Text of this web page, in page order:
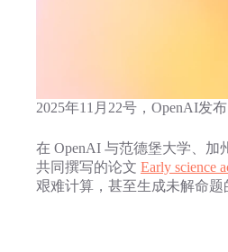
2025年11月22号，OpenAI发
在 OpenAI 与范德堡大学、
共同撰写的论文 Early science
艰难计算，甚至生成未解命题